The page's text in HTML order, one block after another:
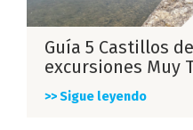
Guía 5 Castillos
excursiones Muy
>> Sigue leyendo